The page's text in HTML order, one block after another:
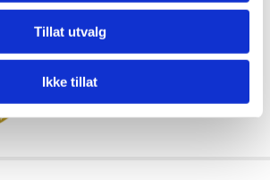
Tillat utvalg
Ikke tillat